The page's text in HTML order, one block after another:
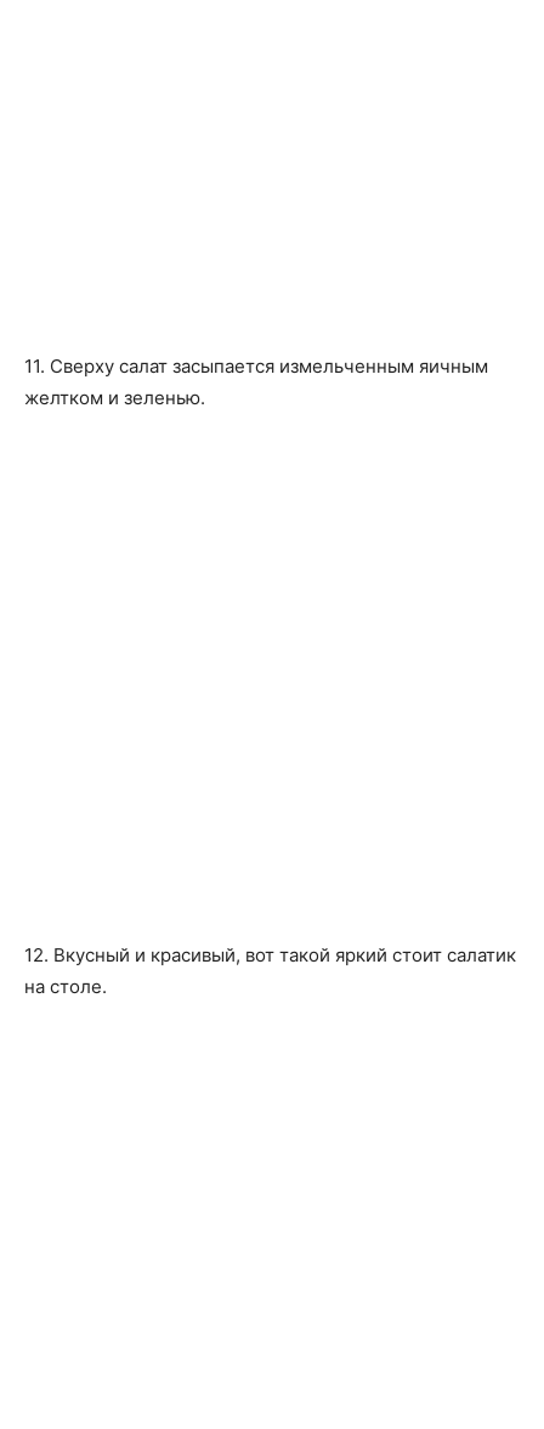
11. Сверху салат засыпается измельченным яичным
желтком и зеленью.
12. Вкусный и красивый, вот такой яркий стоит салатик
на столе.